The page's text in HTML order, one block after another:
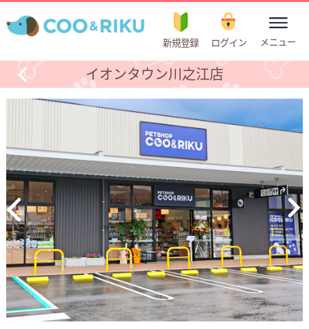
新規登録 ログイン
toggle
メニュー
イオンタウン川之江店